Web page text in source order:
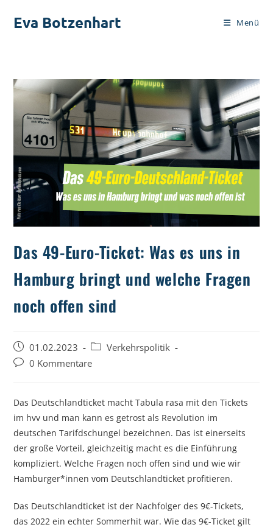
InhaltEva Botzenhart Menü
Das 49-Euro-Ticket: Was es uns in
Hamburg bringt und welche Fragen
noch offen sind
Beitrag
veröffentlicht:
01.02.2023
Beitrags-
Kategorie:
Verkehrspolitik
Beitrags-
0 Kommentare
Das Deutschlandticket macht Tabula rasa mit den Tickets
im hvv und man kann es getrost als Revolution im
deutschen Tarifdschungel bezeichnen. Das ist einerseits
der große Vorteil, gleichzeitig macht es die Einführung
kompliziert. Welche Fragen noch offen sind und wie wir
Hamburger*innen vom Deutschlandticket profitieren.
Das Deutschlandticket ist der Nachfolger des 9€-Tickets,
das 2022 ein echter Sommerhit war. Wie das 9€-Ticket gilt